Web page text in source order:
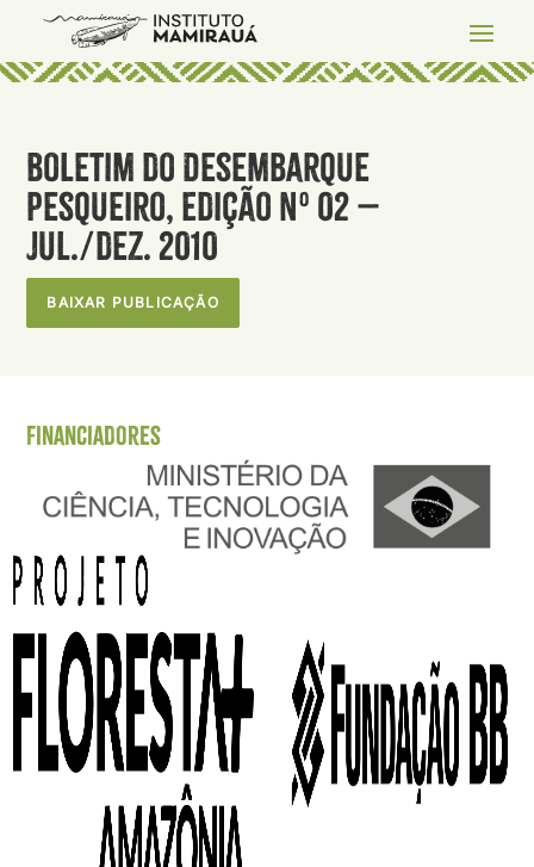
Boletim do Desembarque
Pesqueiro, Edição nº 02 –
jul./dez. 2010
BAIXAR PUBLICAÇÃO
Financiadores